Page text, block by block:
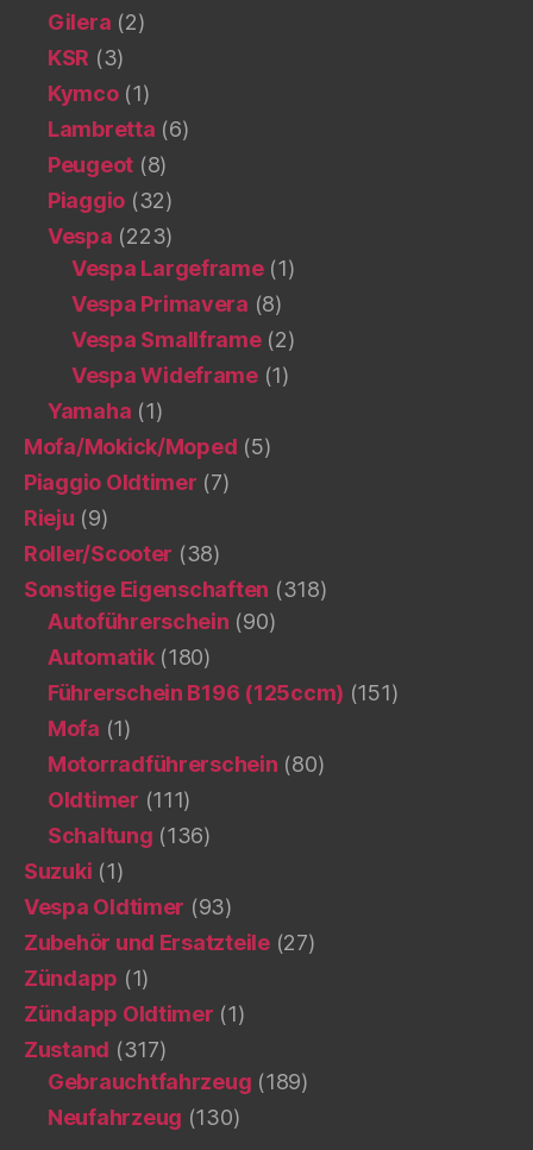
Gilera (2)
KSR (3)
Kymco(1)
Lambretta (6)
Peugeot (8)
Piaggio (32)
Vespa (223)
Vespa Largeframe(1)
Vespa Primavera (8)
Vespa Smallframe(2)
Vespa Wideframe(1)
Yamaha (1)
Mofa/Mokick/Moped (5)
Piaggio Oldtimer (7)
Rieju (9)
Roller/Scooter (38)
Sonstige Eigenschaften (318)
Autoführerschein (90)
Automatik(180)
Führerschein B196 (125ccm) (151)
Mofa (1)
Motorradführerschein (80)
Oldtimer (111)
Schaltung (136)
Suzuki (1)
Vespa Oldtimer (93)
Zubehör und Ersatzteile(27)
Zündapp (1)
Zündapp Oldtimer (1)
Zustand (317)
Gebrauchtfahrzeug (189)
Neufahrzeug (130)